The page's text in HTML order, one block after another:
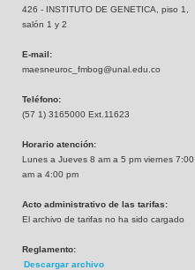
426 - INSTITUTO DE GENETICA, piso 1,
salón 1 y 2
E-mail:
maesneuroc_fmbog@unal.edu.co
Teléfono:
(57 1) 3165000 Ext.11623
Horario atención:
Lunes a Jueves 8 am a 5 pm viernes 7:00
am a 4:00 pm
Acto administrativo de las tarifas:
El archivo de tarifas no ha sido cargado
Reglamento:
Descargar archivo